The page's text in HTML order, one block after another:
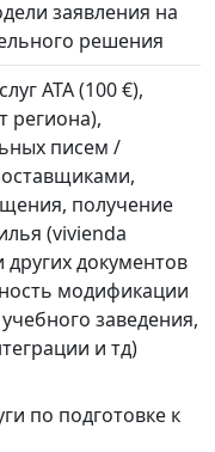
заявления на
решения
АТА (100 €),
региона),
писем /
получение
(vivienda
документов
модификации
заведения,
и тд)
по подготовке к